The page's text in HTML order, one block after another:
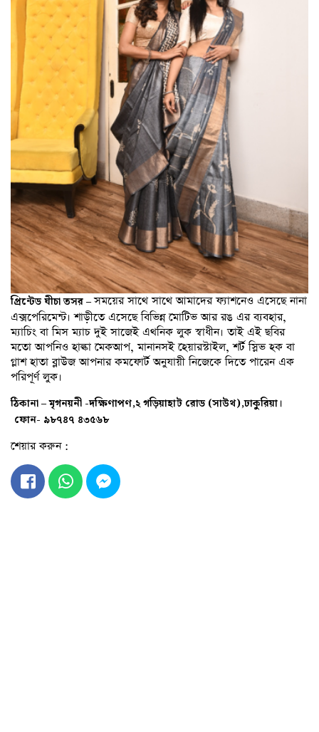
প্রিন্টেড ঘীচা তসর –সময়ের সাথে সাথে আমাদের ফ্যাশনেও এসেছে নানা
এক্সপেরিমেন্ট। শাড়ীতে এসেছে বিভিন্ন মোটিভ আর রঙ এর ব্যবহার,
ম্যাচিং বা মিস ম্যাচ দুই সাজেই এথনিক লুক স্বাধীন। তাই এই ছবির
মতো আপনিও হাল্কা মেকআপ, মানানসই হেয়ারস্টাইল, শর্ট স্লিভ হক বা
গ্লাশ হাতা ব্লাউজ আপনার কমফোর্ট অনুযায়ী নিজেকে দিতে পারেন এক
পরিপূর্ণ লুক।
ঠিকানা – মৃগনয়নী -দক্ষিণাপণ,২ গড়িয়াহাট রোড (সাউথ),ঢাকুরিয়া।
ফোন- ৯৮৭৪৭ ৪৩৫৬৮
শেয়ার করুন :